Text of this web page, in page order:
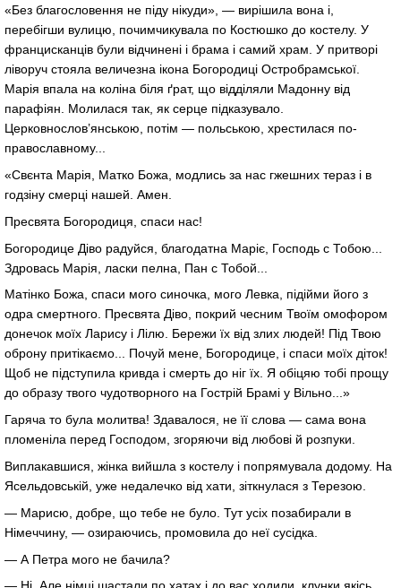
«Без благословення не піду нікуди», — вирішила вона і,
перебігши вулицю, почимчикувала по Костюшко до костелу. У
францисканців були відчинені і брама і самий храм. У притворі
ліворуч стояла величезна ікона Богородиці Остробрамської.
Марія впала на коліна біля ґрат, що відділяли Мадонну від
парафіян. Молилася так, як серце підказувало.
Церковнослов’янською, потім — польською, хрестилася по-
православному...
«Свєнта Марія, Матко Божа, модлись за нас гжешних тераз і в
годзіну смерці нашей. Амен.
Пресвята Богородиця, спаси нас!
Богородице Діво радуйся, благодатна Маріє, Господь с Тобою...
Здровась Марія, ласки пелна, Пан с Тобой...
Матінко Божа, спаси мого синочка, мого Левка, підійми його з
одра смертного. Пресвята Діво, покрий чесним Твоїм омофором
донечок моїх Ларису і Лілю. Бережи їх від злих людей! Під Твою
оброну притікаємо... Почуй мене, Богородице, і спаси моїх діток!
Щоб не підступила кривда і смерть до ніг їх. Я обіцяю тобі прощу
до образу твого чудотворного на Гострій Брамі у Вільно...»
Гаряча то була молитва! Здавалося, не її слова — сама вона
пломеніла перед Господом, згоряючи від любові й розпуки.
Виплакавшися, жінка вийшла з костелу і попрямувала додому. На
Ясельдовській, уже недалечко від хати, зіткнулася з Терезою.
— Марисю, добре, що тебе не було. Тут усіх позабирали в
Німеччину, — озираючись, промовила до неї сусідка.
— А Петра мого не бачила?